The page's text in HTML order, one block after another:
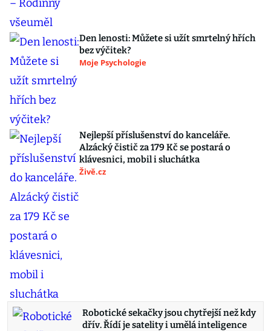
Den lenosti: Můžete si užít smrtelný hřích
bez výčitek?
Moje Psychologie
Nejlepší příslušenství do kanceláře.
Alzácký čistič za 179 Kč se postará o
klávesnici, mobil i sluchátka
Živě.cz
Robotické sekačky jsou chytřejší než kdy
dřív. Řídí je satelity i umělá inteligence